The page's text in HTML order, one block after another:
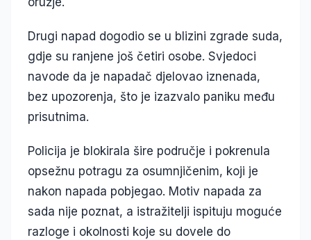
Drugi napad dogodio se u blizini zgrade suda,
gdje su ranjene još četiri osobe. Svjedoci
navode da je napadač djelovao iznenada,
bez upozorenja, što je izazvalo paniku među
prisutnima.
Policija je blokirala šire područje i pokrenula
opsežnu potragu za osumnjičenim, koji je
nakon napada pobjegao. Motiv napada za
sada nije poznat, a istražitelji ispituju moguće
razloge i okolnosti koje su dovele do